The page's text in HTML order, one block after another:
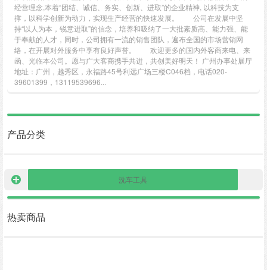
经营理念,本着“团结、诚信、务实、创新、进取”的企业精神, 以科技为支
撑，以科学创新为动力，实现生产经营的快速发展。 公司在发展中坚
持“以人为本，锐意进取”的信念，培养和吸纳了一大批素质高、能力强、能
于奉献的人才，同时，公司拥有一流的销售团队，遍布全国的市场营销网
络，在开展对外服务中享有良好声誉。 欢迎更多的国内外客商来电、来
函、光临本公司。愿与广大客商携手共进，共创美好明天！ 广州办事处展厅
地址：广州，越秀区，永福路45号利远广场三楼C046档，电话020-
39601399，13119539696...
产品分类
洗车工具
热卖商品